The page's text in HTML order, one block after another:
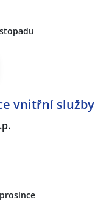
vnitřní služby